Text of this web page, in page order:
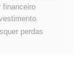
em
mais amplo?
de
financeiro
perdas